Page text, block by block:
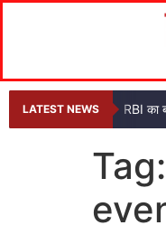
LATEST NEWS RBI का
Tag: